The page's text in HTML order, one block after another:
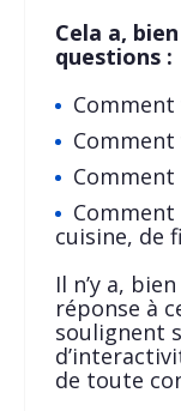
Cela a,
questions :
cuisine, de
Il n’y a,
réponse à
soulignent
de toute